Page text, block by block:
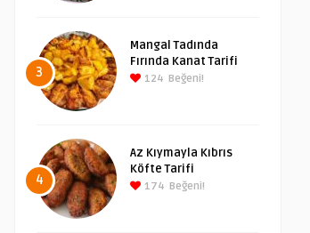
3
Mangal Tadında
Fırında Kanat Tarifi
124 Beğeni!
4
Az Kıymayla Kıbrıs
Köfte Tarifi
174 Beğeni!